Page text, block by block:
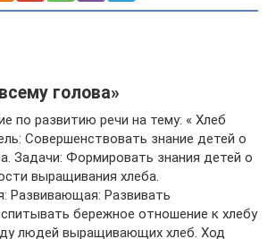
голова»
по развитию речи на тему: « Хлеб
Совершенствовать знание детей о
Задачи: Формировать знания детей о
выращивания хлеба.
Развивающая: Развивать
бережное отношение к хлебу
людей выращивающих хлеб. Ход